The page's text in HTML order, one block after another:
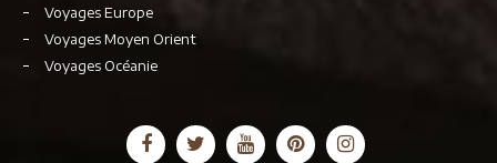
Voyages Europe
Voyages Moyen Orient
Voyages Océanie